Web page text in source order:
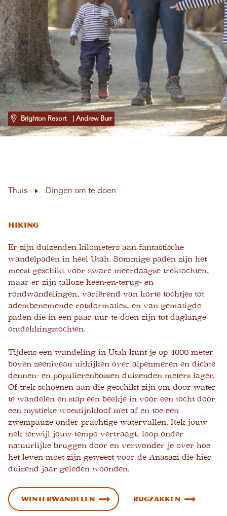
Brighton Resort | Andrew Burr
Thuis Dingen om te doen
Hiking
Er zijn duizenden kilometers aan fantastische
wandelpaden in heel Utah. Sommige paden zijn het
meest geschikt voor zware meerdaagse trektochten,
maar er zijn talloze heen-en-terug- en
rondwandelingen, variërend van korte tochtjes tot
adembenemende rotsformaties, en van gematigde
paden die in een paar uur te doen zijn tot daglange
ontdekkingstochten.
Tijdens een wandeling in Utah kunt je op 4000 meter
boven zeeniveau uitkijken over alpenmeren en dichte
dennen- en populierenbossen duizenden meters lager.
Of trek schoenen aan die geschikt zijn om door water
te wandelen en stap een beekje in voor een tocht door
een mystieke woestijnkloof met af en toe een
zwempauze onder prachtige watervallen. Rek jouw
nek terwijl jouw tempo vertraagt, loop onder
natuurlijke bruggen door en verwonder je over hoe
het leven moet zijn geweest voor de Anasazi die hier
duizend jaar geleden woonden.
Winterwandelen Rugzakken